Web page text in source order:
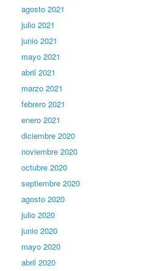
agosto 2021
julio 2021
junio 2021
mayo 2021
abril 2021
marzo 2021
febrero 2021
enero 2021
diciembre 2020
noviembre 2020
octubre 2020
septiembre 2020
agosto 2020
julio 2020
junio 2020
mayo 2020
abril 2020